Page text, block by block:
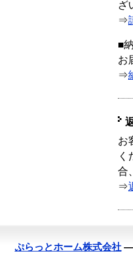
ざ
⇒
■
お
⇒
お
く
合
⇒
ぷらっとホーム株式会社 —